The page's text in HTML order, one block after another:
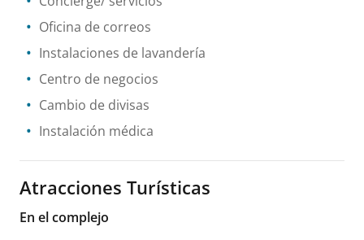
Oficina de correos
Instalaciones de lavandería
Centro de negocios
Cambio de divisas
Instalación médica
Atracciones Turísticas
En el complejo